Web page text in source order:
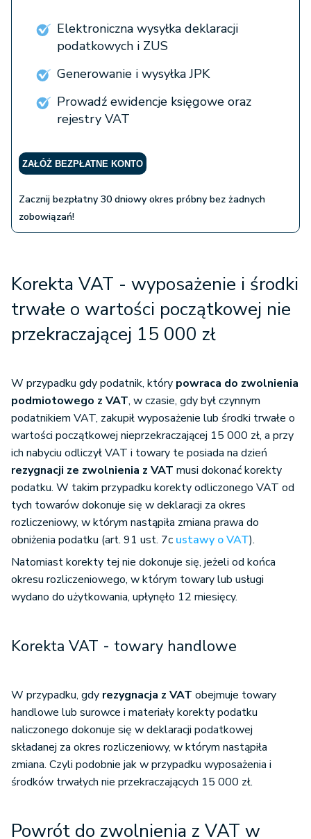
Elektroniczna wysyłka deklaracji
podatkowych i ZUS
Generowanie i wysyłka JPK
Prowadź ewidencje księgowe oraz
rejestry VAT
ZAŁÓŻ BEZPŁATNE KONTO
Zacznij bezpłatny 30 dniowy okres próbny bez żadnych
zobowiązań!
Korekta VAT - wyposażenie i środki
trwałe o wartości początkowej nie
przekraczającej 15 000 zł
W przypadku gdy podatnik, który powraca do zwolnienia
podmiotowego z VAT, w czasie, gdy był czynnym
podatnikiem VAT, zakupił wyposażenie lub środki trwałe o
wartości początkowej nieprzekraczającej 15 000 zł, a przy
ich nabyciu odliczył VAT i towary te posiada na dzień
rezygnacji ze zwolnienia z VAT musi dokonać korekty
podatku. W takim przypadku korekty odliczonego VAT od
tych towarów dokonuje się w deklaracji za okres
rozliczeniowy, w którym nastąpiła zmiana prawa do
obniżenia podatku (art. 91 ust. 7c ustawy o VAT).
Natomiast korekty tej nie dokonuje się, jeżeli od końca
okresu rozliczeniowego, w którym towary lub usługi
wydano do użytkowania, upłynęło 12 miesięcy.
Korekta VAT - towary handlowe
W przypadku, gdy rezygnacja z VAT obejmuje towary
handlowe lub surowce i materiały korekty podatku
naliczonego dokonuje się w deklaracji podatkowej
składanej za okres rozliczeniowy, w którym nastąpiła
zmiana. Czyli podobnie jak w przypadku wyposażenia i
środków trwałych nie przekraczających 15 000 zł.
Powrót do zwolnienia z VAT w